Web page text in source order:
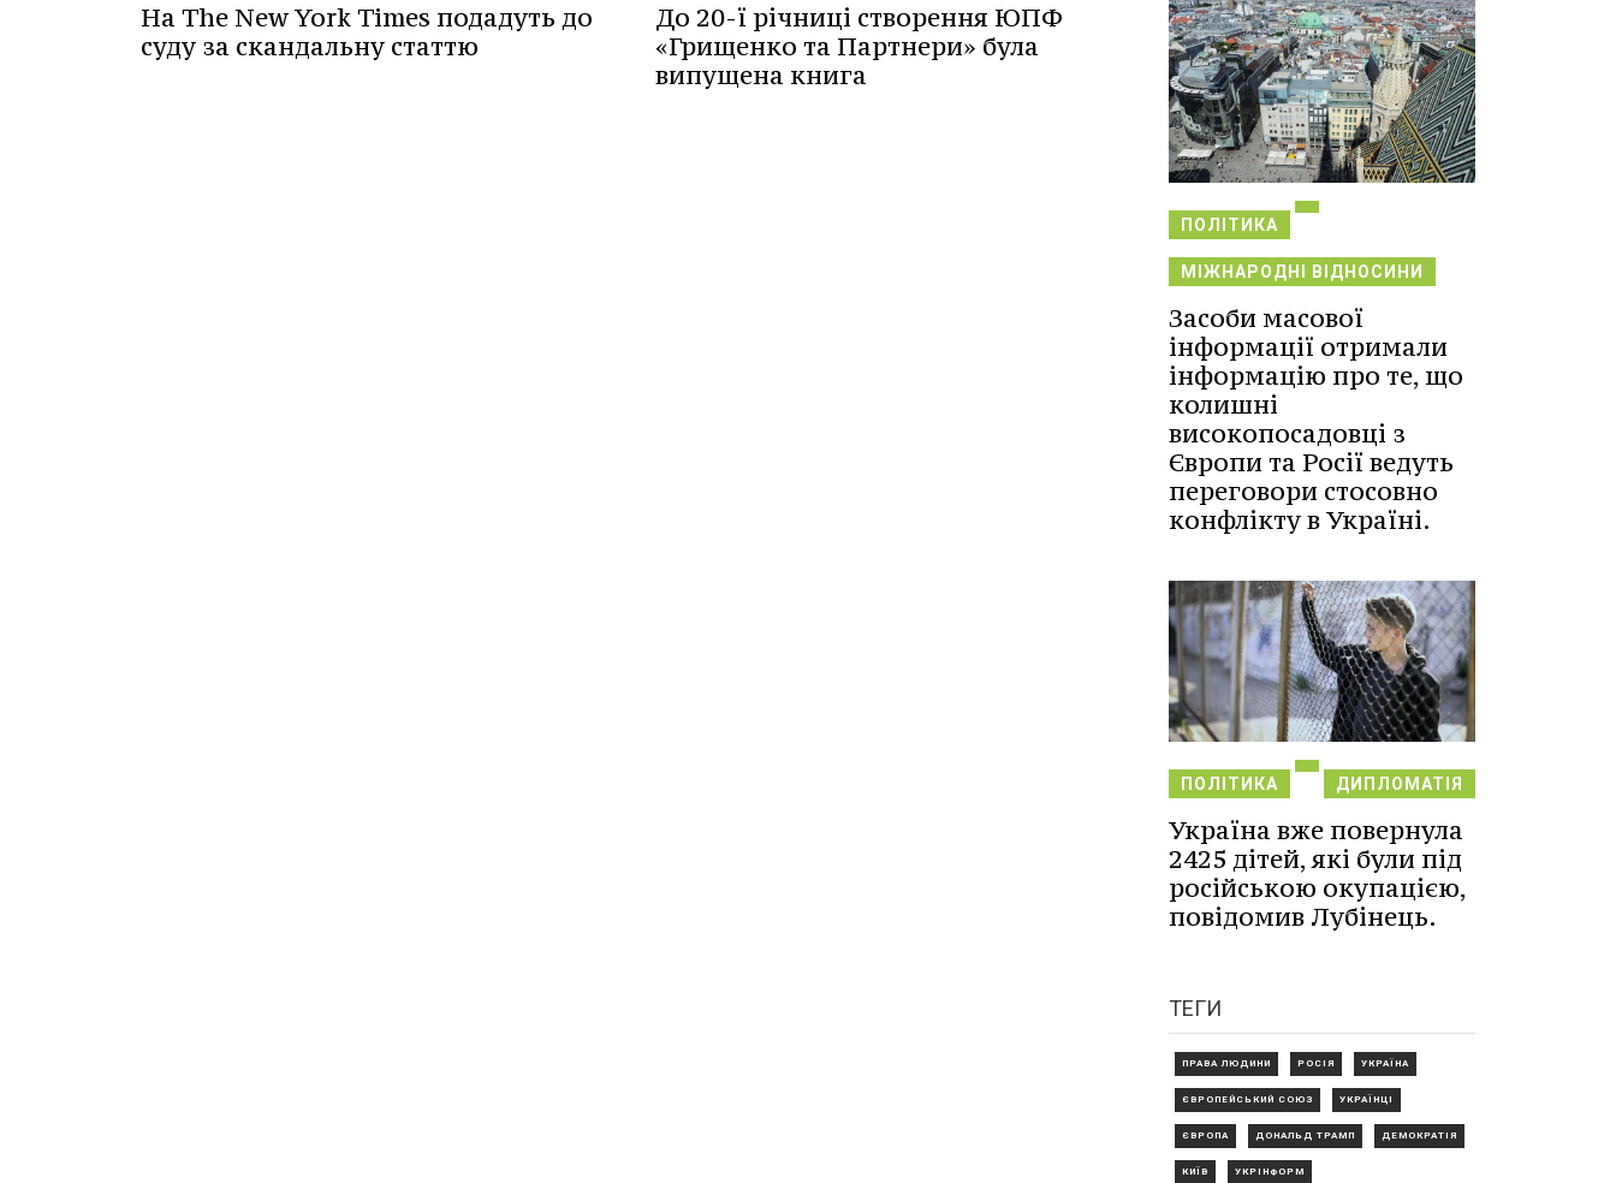
На The New York Times подадуть до
суду за скандальну статтю
До 20-ї річниці створення ЮПФ
«Грищенко та Партнери» була
випущена книга
ПОЛІТИКА
МІЖНАРОДНІ ВІДНОСИНИ
Засоби масової
інформації отримали
інформацію про те, що
колишні
високопосадовці з
Європи та Росії ведуть
переговори стосовно
конфлікту в Україні.
ПОЛІТИКА ДИПЛОМАТІЯ
Україна вже повернула
2425 дітей, які були під
російською окупацією,
повідомив Лубінець.
ТЕГИ
ПРАВА ЛЮДИНИ РОСІЯ УКРАЇНА
ЄВРОПЕЙСЬКИЙ СОЮЗ УКРАЇНЦІ
ЄВРОПА ДОНАЛЬД ТРАМП ДЕМОКРАТІЯ
КИЇВ УКРІНФОРМ